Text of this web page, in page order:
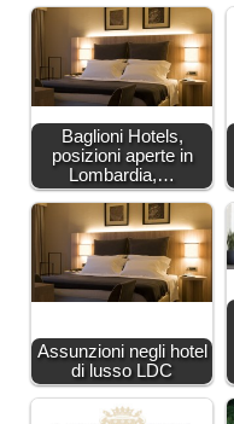
Baglioni Hotels,
posizioni aperte in
Lombardia,…
Assunzioni negli hotel
di lusso LDC